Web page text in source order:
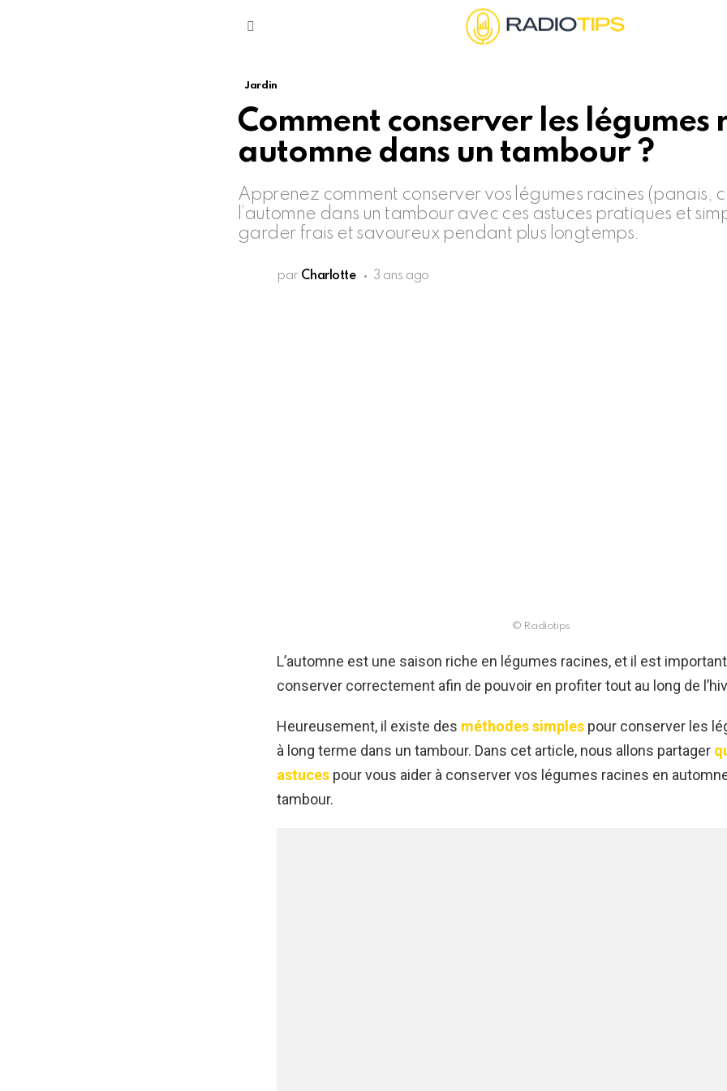
Jardin
Comment conserver les légumes
automne dans un tambour ?
Apprenez comment conserver vos légumes racines (panais,
l’automne dans un tambour avec ces astuces pratiques et
garder frais et savoureux pendant plus longtemps.
par Charlotte 3 ans ago
© Radiotips
L’automne est une saison riche en légumes racines, et il est
conserver correctement afin de pouvoir en profiter tout au long de
Heureusement, il existe des méthodes simples pour conserver les
à long terme dans un tambour. Dans cet article, nous allons partager
astuces pour vous aider à conserver vos légumes racines en
tambour.